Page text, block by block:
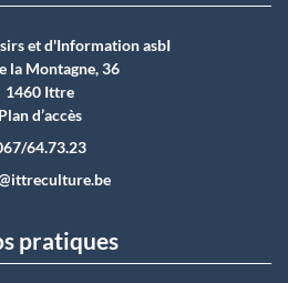
et d'Information asbI
la Montagne, 36
1460 Ittre
Plan d’accès
64.73.23
pratiques